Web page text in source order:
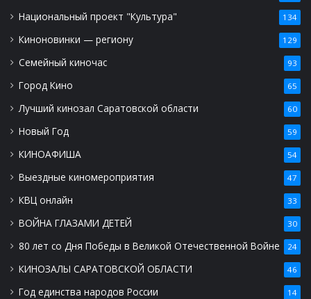
Национальный проект "Культура" 134
Киноновинки — региону 129
Семейный киночас 93
Город Кино 65
Лучший кинозал Саратовской области 60
Новый Год 59
КИНОАФИША 54
Выездные киномероприятия 47
КВЦ онлайн 33
ВОЙНА ГЛАЗАМИ ДЕТЕЙ 30
80 лет со Дня Победы в Великой Отечественной Войне 24
КИНОЗАЛЫ САРАТОВСКОЙ ОБЛАСТИ 46
Год единства народов России 14